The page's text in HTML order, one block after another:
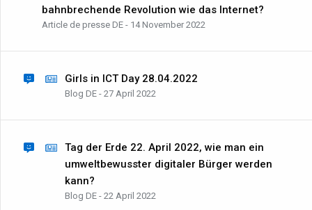
bahnbrechende Revolution wie das Internet?
Article de presse DE - 14 November 2022
Girls in ICT Day 28.04.2022
Blog DE - 27 April 2022
Tag der Erde 22. April 2022, wie man ein
umweltbewusster digitaler Bürger werden
kann?
Blog DE - 22 April 2022